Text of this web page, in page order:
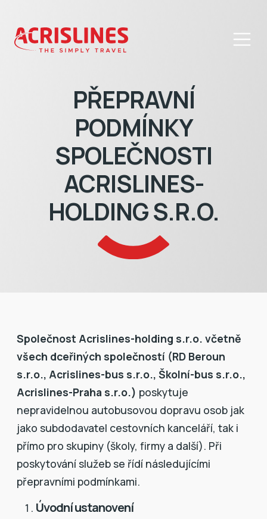
PŘEPRAVNÍ
PODMÍNKY
SPOLEČNOSTI
ACRISLINES-
HOLDING S.R.O.
Společnost Acrislines-holding s.r.o. včetně
všech dceřiných společností (RD Beroun
s.r.o., Acrislines-bus s.r.o., Školní-bus s.r.o.,
Acrislines-Praha s.r.o.) poskytuje
nepravidelnou autobusovou dopravu osob jak
jako subdodavatel cestovních kanceláří, tak i
přímo pro skupiny (školy, firmy a další). Při
poskytování služeb se řídí následujícími
přepravními podmínkami.
Úvodní ustanovení